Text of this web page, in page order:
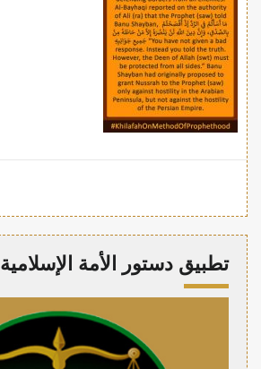
تطبيق دستور الأمة الإسلامية